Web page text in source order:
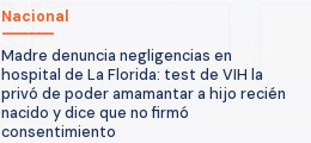
Nacional
Madre denuncia negligencias en
hospital de La Florida: test de VIH la
privó de poder amamantar a hijo recién
nacido y dice que no firmó
consentimiento